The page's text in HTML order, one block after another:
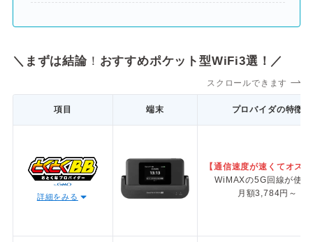
＼まずは結論！ おすすめポケット型WiFi3選！／
スクロールできます
項目 端末 プロバイダの特徴
詳細をみる
【通信速度が速くてオス
WiMAXの5G回線が使え
月額3,784円～